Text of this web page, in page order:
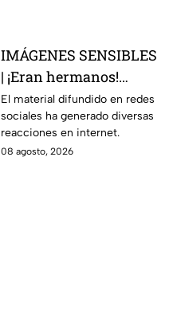
IMÁGENES SENSIBLES
| ¡Eran hermanos!
Captan brut4l agresión
contra un hombre que
perdió la vid4
El material difundido en redes
sociales ha generado diversas
reacciones en internet.
08 agosto, 2026